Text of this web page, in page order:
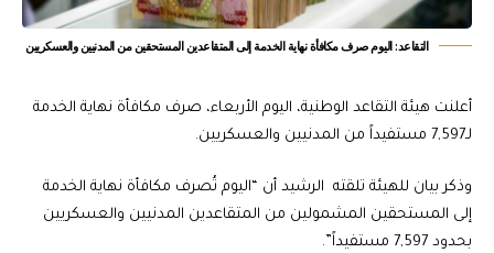
التقاعد: اليوم صرف مكافأة نهاية الخدمة إلى المتقاعدين المستحقين من المدنيين والعسكريين
أعلنت هيئة التقاعد الوطنية، اليوم الأربعاء، صرف مكافأة نهاية الخدمة
لـ7,597 مستفيداً من المدنيين والعسكريين.
وذكر بيان للهيئة تلقته الرشيد أن “اليوم تُصرف مكافأة نهاية الخدمة
إلى المستحقين المشمولين من المتقاعدين المدنيين والعسكريين
بحدود 7,597 مستفيداً”.